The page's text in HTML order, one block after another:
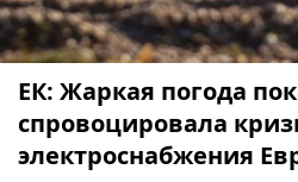
ЕК: Жаркая погода
спровоцировала
электроснабжения